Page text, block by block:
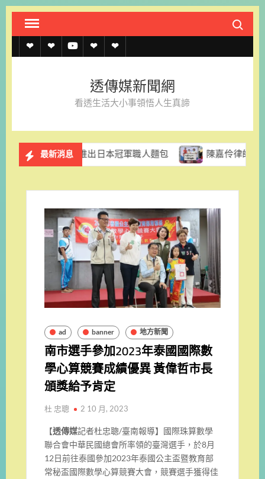
Skip
content
Search
透
約
透
上
記
單
透 聯
我
官
LINE
透傳媒新聞網
看透生活大小事領悟人生真諦
最新消息
拉推出日本冠軍職人麵包 陳嘉伶律師創立易勝法律事
ad banner 地方新聞
南市選手參加2023年泰國國際數
學心算競賽成績優異 黃偉哲市長
頒獎給予肯定
杜 忠聰 2 10 月, 2023
【透傳媒記者杜忠聰/臺南報導】國際珠算數學
聯合會中華民國總會所率領的臺灣選手，於8月
12日前往泰國參加2023年泰國公主盃暨教育部
常秘盃國際數學心算競賽大會，競賽選手獲得佳